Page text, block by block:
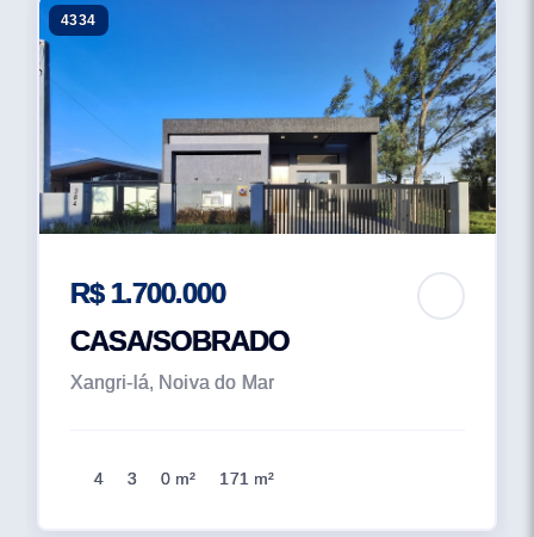
4334
R$ 1.700.000
CASA/SOBRADO
Xangri-lá, Noiva do Mar
4 3 0 m² 171 m²